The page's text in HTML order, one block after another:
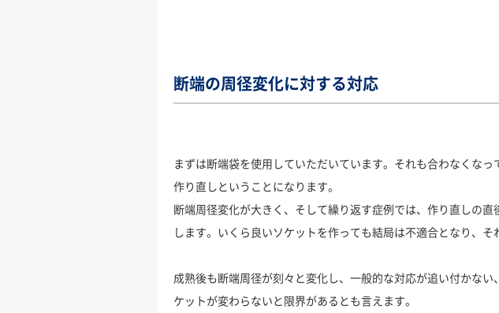
断端の周径変化に対する対応
まずは断端袋を使用していただいています。それも合わなくな
作り直しということになります。
断端周径変化が大きく、そして繰り返す症例では、作り直しの
します。いくら良いソケットを作っても結局は不適合となり、
成熟後も断端周径が刻々と変化し、一般的な対応が追い付かない
ケットが変わらないと限界があるとも言えます。